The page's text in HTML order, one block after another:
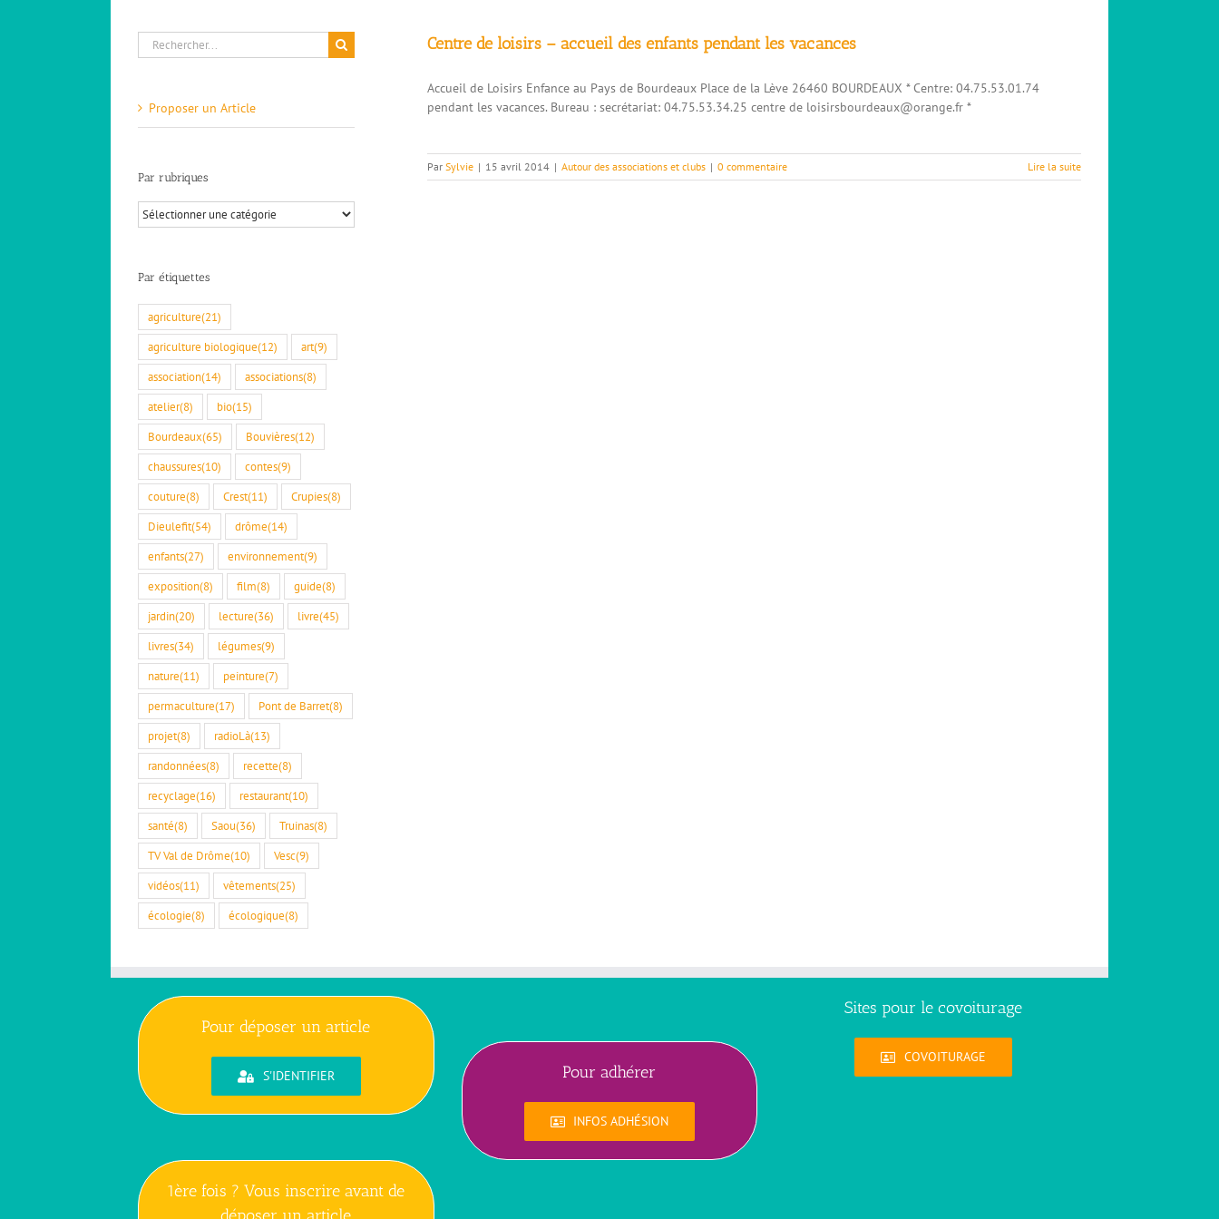
Centre de loisirs – accueil des enfants pendant les vacances
Accueil de Loisirs Enfance au Pays de Bourdeaux Place de la Lève 26460 BOURDEAUX * Centre: 04.75.53.01.74
pendant les vacances. Bureau : secrétariat: 04.75.53.34.25 centre de loisirsbourdeaux@orange.fr *
ParSylvie | 15 avril 2014 | Autour des associations et clubs | 0 commentaire Lire la suite
Rechercher:
Proposer un Article
Par rubriques
Par
rubriques
Par étiquettes
agriculture(21)
agriculture biologique(12) art(9)
association(14) associations(8)
atelier(8) bio(15)
Bourdeaux(65) Bouvières(12)
chaussures(10) contes(9)
couture(8) Crest(11) Crupies(8)
Dieulefit(54) drôme(14)
enfants(27) environnement(9)
exposition(8) film(8) guide(8)
jardin(20) lecture(36) livre(45)
livres(34) légumes(9)
nature(11) peinture(7)
permaculture(17) Pont de Barret(8)
projet(8) radioLà(13)
randonnées(8) recette(8)
recyclage(16) restaurant(10)
santé(8) Saou(36) Truinas(8)
TV Val de Drôme(10) Vesc(9)
vidéos(11) vêtements(25)
écologie(8) écologique(8)
Pour déposer un article
S'IDENTIFIER
1ère fois ? Vous inscrire avant de
Pour adhérer
INFOS ADHÉSION
Sites pour le covoiturage
COVOITURAGE